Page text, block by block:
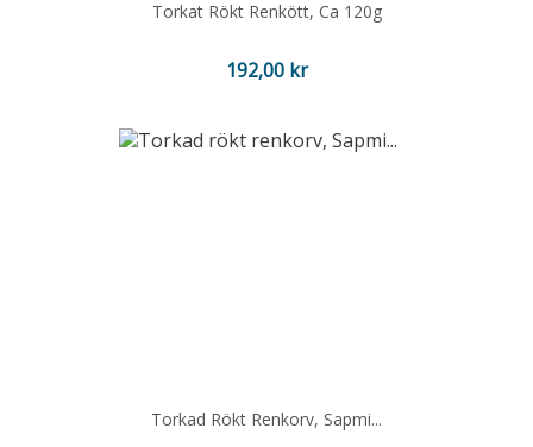
Torkat Rökt Renkött, Ca 120g
Pris
192,00 kr
Torkad Rökt Renkorv, Sapmi...